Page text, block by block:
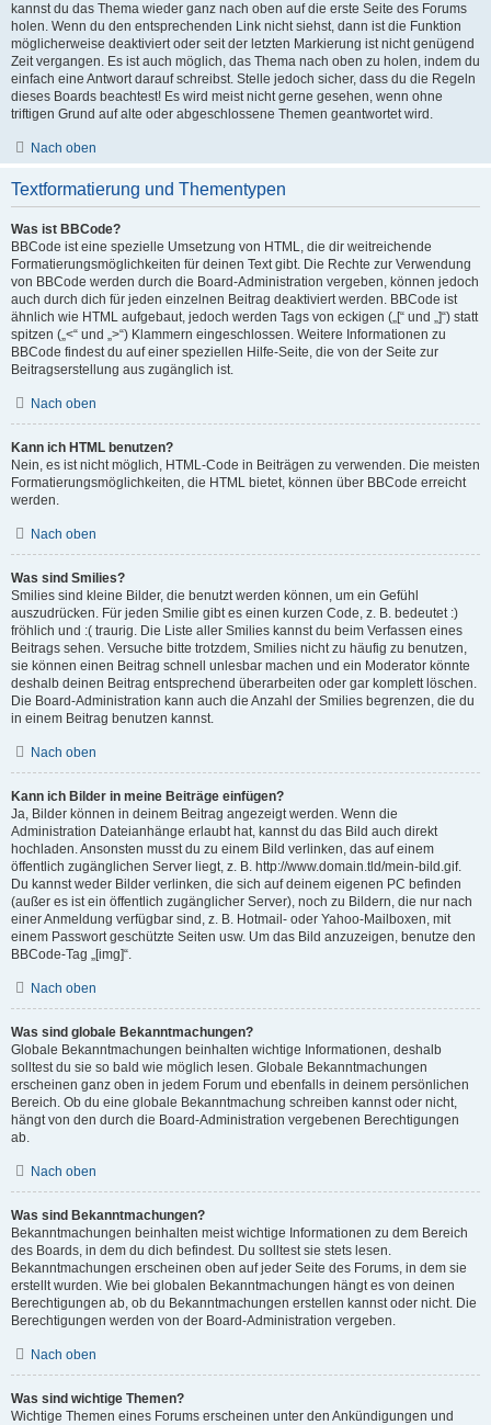
kannst du das Thema wieder ganz nach oben auf die erste Seite des Forums
holen. Wenn du den entsprechenden Link nicht siehst, dann ist die Funktion
möglicherweise deaktiviert oder seit der letzten Markierung ist nicht genügend
Zeit vergangen. Es ist auch möglich, das Thema nach oben zu holen, indem du
einfach eine Antwort darauf schreibst. Stelle jedoch sicher, dass du die Regeln
dieses Boards beachtest! Es wird meist nicht gerne gesehen, wenn ohne
triftigen Grund auf alte oder abgeschlossene Themen geantwortet wird.
Nach oben
Textformatierung und Thementypen
Was ist BBCode?
BBCode ist eine spezielle Umsetzung von HTML, die dir weitreichende
Formatierungsmöglichkeiten für deinen Text gibt. Die Rechte zur Verwendung
von BBCode werden durch die Board-Administration vergeben, können jedoch
auch durch dich für jeden einzelnen Beitrag deaktiviert werden. BBCode ist
ähnlich wie HTML aufgebaut, jedoch werden Tags von eckigen („[“ und „]“) statt
spitzen („<“ und „>“) Klammern eingeschlossen. Weitere Informationen zu
BBCode findest du auf einer speziellen Hilfe-Seite, die von der Seite zur
Beitragserstellung aus zugänglich ist.
Nach oben
Kann ich HTML benutzen?
Nein, es ist nicht möglich, HTML-Code in Beiträgen zu verwenden. Die meisten
Formatierungsmöglichkeiten, die HTML bietet, können über BBCode erreicht
werden.
Nach oben
Was sind Smilies?
Smilies sind kleine Bilder, die benutzt werden können, um ein Gefühl
auszudrücken. Für jeden Smilie gibt es einen kurzen Code, z. B. bedeutet :)
fröhlich und :( traurig. Die Liste aller Smilies kannst du beim Verfassen eines
Beitrags sehen. Versuche bitte trotzdem, Smilies nicht zu häufig zu benutzen,
sie können einen Beitrag schnell unlesbar machen und ein Moderator könnte
deshalb deinen Beitrag entsprechend überarbeiten oder gar komplett löschen.
Die Board-Administration kann auch die Anzahl der Smilies begrenzen, die du
in einem Beitrag benutzen kannst.
Nach oben
Kann ich Bilder in meine Beiträge einfügen?
Ja, Bilder können in deinem Beitrag angezeigt werden. Wenn die
Administration Dateianhänge erlaubt hat, kannst du das Bild auch direkt
hochladen. Ansonsten musst du zu einem Bild verlinken, das auf einem
öffentlich zugänglichen Server liegt, z. B. http://www.domain.tld/mein-bild.gif.
Du kannst weder Bilder verlinken, die sich auf deinem eigenen PC befinden
(außer es ist ein öffentlich zugänglicher Server), noch zu Bildern, die nur nach
einer Anmeldung verfügbar sind, z. B. Hotmail- oder Yahoo-Mailboxen, mit
einem Passwort geschützte Seiten usw. Um das Bild anzuzeigen, benutze den
BBCode-Tag „[img]“.
Nach oben
Was sind globale Bekanntmachungen?
Globale Bekanntmachungen beinhalten wichtige Informationen, deshalb
solltest du sie so bald wie möglich lesen. Globale Bekanntmachungen
erscheinen ganz oben in jedem Forum und ebenfalls in deinem persönlichen
Bereich. Ob du eine globale Bekanntmachung schreiben kannst oder nicht,
hängt von den durch die Board-Administration vergebenen Berechtigungen
ab.
Nach oben
Was sind Bekanntmachungen?
Bekanntmachungen beinhalten meist wichtige Informationen zu dem Bereich
des Boards, in dem du dich befindest. Du solltest sie stets lesen.
Bekanntmachungen erscheinen oben auf jeder Seite des Forums, in dem sie
erstellt wurden. Wie bei globalen Bekanntmachungen hängt es von deinen
Berechtigungen ab, ob du Bekanntmachungen erstellen kannst oder nicht. Die
Berechtigungen werden von der Board-Administration vergeben.
Nach oben
Was sind wichtige Themen?
Wichtige Themen eines Forums erscheinen unter den Ankündigungen und